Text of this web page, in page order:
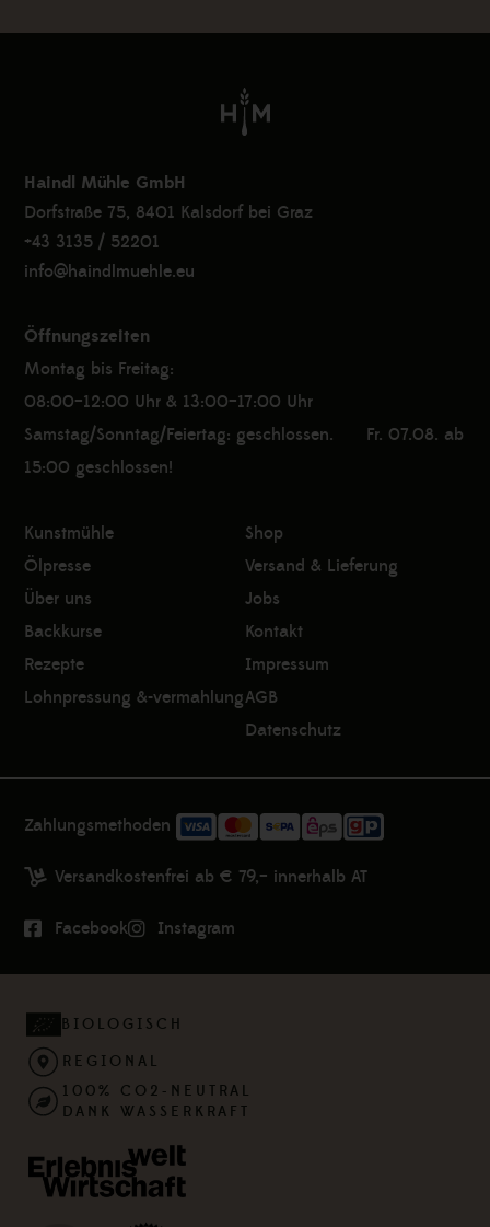
Haindl Mühle GmbH
Dorfstraße 75, 8401 Kalsdorf bei Graz
+43 3135 / 52201
info@haindlmuehle.eu
Öffnungszeiten
Montag bis Freitag:
08:00–12:00 Uhr & 13:00–17:00 Uhr
Samstag/Sonntag/Feiertag: geschlossen. Fr. 07.08. ab
15:00 geschlossen!
Kunstmühle
Ölpresse
Über uns
Backkurse
Rezepte
Lohnpressung &-vermahlung
Shop
Versand & Lieferung
Jobs
Kontakt
Impressum
AGB
Datenschutz
Zahlungsmethoden
Versandkostenfrei ab € 79,– innerhalb AT
Facebook Instagram
BIOLOGISCH
REGIONAL
100% CO2-NEUTRAL
DANK WASSERKRAFT